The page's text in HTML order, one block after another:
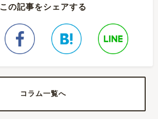
この記事をシェアする
コラム一覧へ